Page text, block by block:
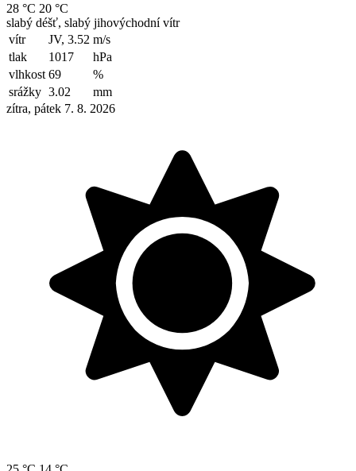
28 °C 20 °C
slabý déšť, slabý jihovýchodní vítr
vítr
JV, 3.52 m/s
tlak
1017
hPa
vlhkost 69
%
srážky 3.02
mm
zítra, pátek 7. 8. 2026